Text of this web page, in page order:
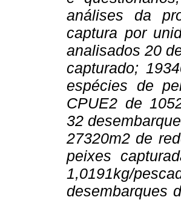
análises da
captura por
analisados 20
capturado;
espécies de
CPUE2 de
32
27320m2 de
peixes
1,0191kg/
desembarques